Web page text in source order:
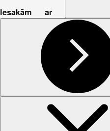
Iesakām ar